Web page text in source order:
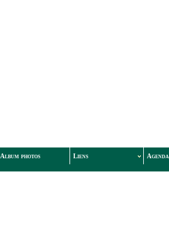
Album photos Liens Agenda